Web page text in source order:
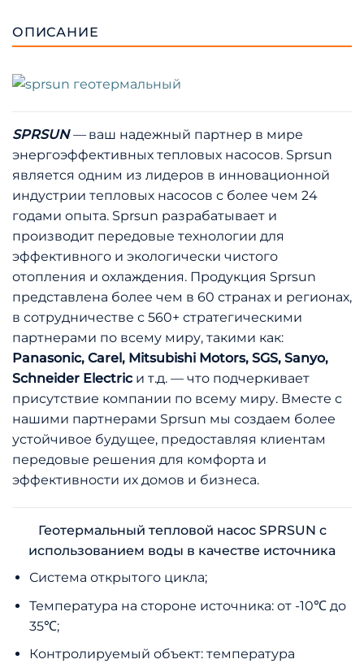
ОПИСАНИЕ
SPRSUN— ваш надежный партнер в мире
энергоэффективных тепловых насосов. Sprsun
является одним из лидеров в инновационной
индустрии тепловых насосов с более чем 24
годами опыта. Sprsun разрабатывает и
производит передовые технологии для
эффективного и экологически чистого
отопления и охлаждения. Продукция Sprsun
представлена более чем в 60 странах и регионах,
в сотрудничестве с 560+ стратегическими
партнерами по всему миру, такими как:
Panasonic, Carel, Mitsubishi Motors, SGS, Sanyo,
Schneider Electricи т.д. — что подчеркивает
присутствие компании по всему миру. Вместе с
нашими партнерами Sprsun мы создаем более
устойчивое будущее, предоставляя клиентам
передовые решения для комфорта и
эффективности их домов и бизнеса.
Геотермальный тепловой насос SPRSUN с
использованием воды в качестве источника
Система открытого цикла;
Температура на стороне источника: от -10℃ до
35℃;
Контролируемый объект: температура